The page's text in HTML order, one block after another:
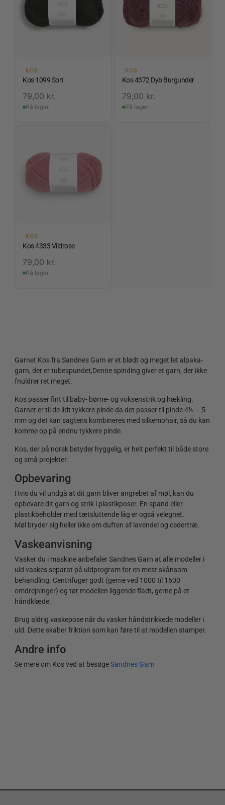
KOS
Kos 1099 Sort
79,00 kr.
På lager
KOS
Kos 4372 Dyb Burgunder
79,00 kr.
På lager
KOS
Kos 4333 Vildrose
79,00 kr.
På lager
Garnet Kos fra Sandnes Garn er et blødt og meget let alpaka-
garn, der er tubespundet,Denne spinding giver et garn, der ikke
fnuldrer ret meget.
Kos passer fint til baby- børne- og voksenstrik og hækling.
Garnet er til de lidt tykkere pinde da det passer til pinde 4½ – 5
mm og det kan sagtens kombineres med silkemohair, så du kan
komme op på endnu tykkere pinde.
Kos, der på norsk betyder hyggelig, er helt perfekt til både store
og små projekter.
Opbevaring
Hvis du vil undgå at dit garn bliver angrebet af møl, kan du
opbevare dit garn og strik i plastikposer. En spand eller
plastikbeholder med tætsluttende låg er også velegnet.
Møl bryder sig heller ikke om duften af lavendel og cedertræ.
Vaskeanvisning
Vasker du i maskine anbefaler Sandnes Garn at alle modeller i
uld vaskes separat på uldprogram for en mest skånsom
behandling. Centrifuger godt (gerne ved 1000 til 1600
omdrejninger) og tør modellen liggende fladt, gerne på et
håndklæde.
Brug aldrig vaskepose når du vasker håndstrikkede modeller i
uld. Dette skaber friktion som kan føre til at modellen stamper.
Andre info
Se mere om Kos ved at besøgeSandnes Garn